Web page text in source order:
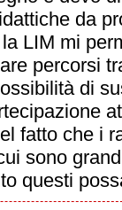
da
LIM mi
percorsi
di
fatto che i
sono
questi